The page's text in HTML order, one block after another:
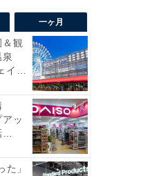
一ヶ月
＆観
イオ
ッ
た」